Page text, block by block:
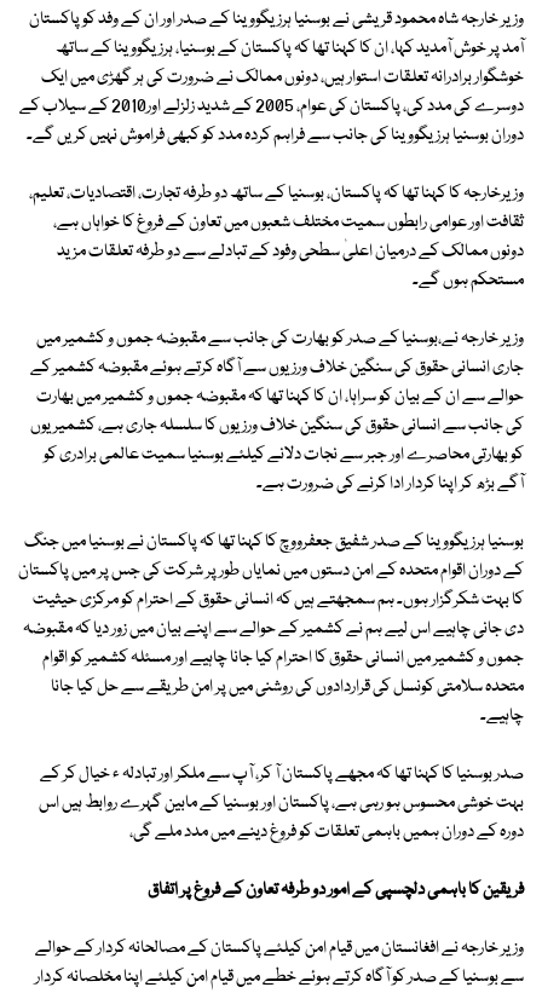
وزیر خارجہ شاہ محمود قریشی نے بوسنیا ہرزیگووینا کے صدر اور ان کے وفد کو پاکستان
آمد پر خوش آمدید کہا، ان کا کہنا تھا کہ پاکستان کے بوسنیا، ہرزیگووینا کے ساتھ
خوشگوار برادرانہ تعلقات استوار ہیں، دونوں ممالک نے ضرورت کی ہر گھڑی میں ایک
دوسرے کی مدد کی، پاکستان کی عوام، 2005 کے شدید زلزلے اور2010 کے سیلاب کے
دوران بوسنیا ہرزیگووینا کی جانب سے فراہم کردہ مدد کو کبھی فراموش نہیں کریں گے۔
وزیرخارجہ کا کہنا تھا کہ پاکستان، بوسنیا کے ساتھ دو طرفہ تجارت، اقتصادیات، تعلیم،
ثقافت اور عوامی رابطوں سمیت مختلف شعبوں میں تعاون کے فروغ کا خواہاں ہے،
دونوں ممالک کے درمیان اعلیٰ سطحی وفود کے تبادلے سے دو طرفہ تعلقات مزید
مستحکم ہوں گے۔
وزیر خارجہ نے،بوسنیا کے صدر کو بھارت کی جانب سے مقبوضہ جموں و کشمیر میں
جاری انسانی حقوق کی سنگین خلاف ورزیوں سے آگاہ کرتے ہوئے مقبوضہ کشمیر کے
حوالے سے ان کے بیان کو سراہا، ان کا کہنا تھا کہ مقبوضہ جموں و کشمیر میں بھارت
کی جانب سے انسانی حقوق کی سنگین خلاف ورزیوں کا سلسلہ جاری ہے، کشمیریوں
کو بھارتی محاصرے اور جبر سے نجات دلانے کیلئے بوسنیا سمیت عالمی برادری کو
آگے بڑھ کر اپنا کردار ادا کرنے کی ضرورت ہے۔
بوسنیا ہرزیگووینا کے صدر شفیق جعفرووچ کا کہنا تھا کہ پاکستان نے بوسنیا میں جنگ
کے دوران اقوام متحدہ کے امن دستوں میں نمایاں طور پر شرکت کی جس پر میں پاکستان
کا بہت شکرگزار ہوں۔ ہم سمجھتے ہیں کہ انسانی حقوق کے احترام کو مرکزی حیثیت
دی جانی چاہیے اس لیے ہم نے کشمیر کے حوالے سے اپنے بیان میں زور دیا کہ مقبوضہ
جموں و کشمیر میں انسانی حقوق کا احترام کیا جانا چاہیے اور مسئلہ کشمیر کو اقوام
متحدہ سلامتی کونسل کی قراردادوں کی روشنی میں پر امن طریقے سے حل کیا جانا
چاہیے۔
صدر بوسنیا کا کہنا تھا کہ مجھے پاکستان آ کر، آپ سے ملکر اور تبادلہ ء خیال کر کے
بہت خوشی محسوس ہو رہی ہے، پاکستان اور بوسنیا کے مابین گہرے روابط ہیں اس
دورہ کے دوران ہمیں باہمی تعلقات کو فروغ دینے میں مدد ملے گی،
فریقین کا باہمی دلچسپی کے امور دو طرفہ تعاون کے فروغ پر اتفاق
وزیر خارجہ نے افغانستان میں قیام امن کیلئے پاکستان کے مصالحانہ کردار کے حوالے
سے بوسنیا کے صدر کو آگاہ کرتے ہوئے خطے میں قیام امن کیلئے اپنا مخلصانہ کردار